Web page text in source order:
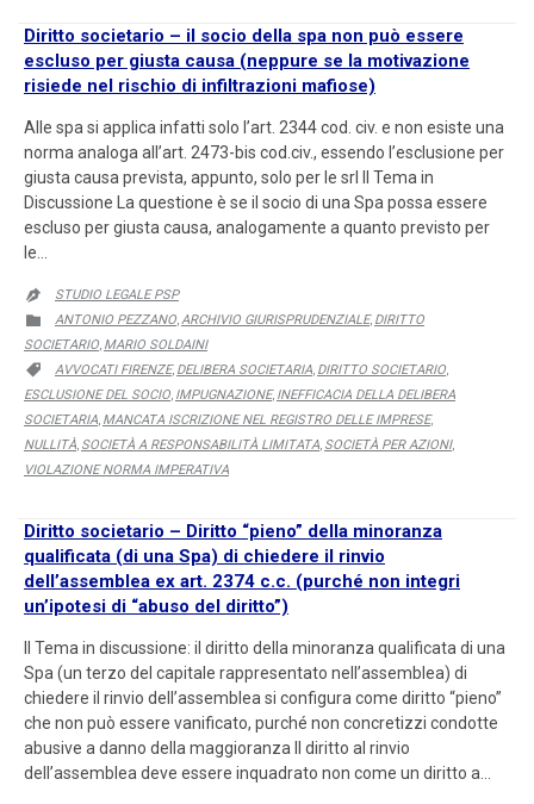
Diritto societario – il socio della spa non può essere
escluso per giusta causa (neppure se la motivazione
risiede nel rischio di infiltrazioni mafiose)
Alle spa si applica infatti solo l’art. 2344 cod. civ. e non esiste una
norma analoga all’art. 2473-bis cod.civ., essendo l’esclusione per
giusta causa prevista, appunto, solo per le srl Il Tema in
Discussione La questione è se il socio di una Spa possa essere
escluso per giusta causa, analogamente a quanto previsto per
le…

STUDIO LEGALE PSP

CATEGORY
ANTONIO PEZZANO ARCHIVIO GIURISPRUDENZIALE, DIRITTO
SOCIETARIO MARIO SOLDAINI

CATEGORY
AVVOCATI FIRENZE, DELIBERA SOCIETARIA DIRITTO SOCIETARIO
ESCLUSIONE DEL SOCIO IMPUGNAZIONE, INEFFICACIA DELLA DELIBERA
SOCIETARIA MANCATA ISCRIZIONE NEL REGISTRO DELLE IMPRESE,
NULLITÀ SOCIETÀ A RESPONSABILITÀ LIMITATA SOCIETÀ PER AZIONI,
VIOLAZIONE NORMA IMPERATIVA
Diritto societario – Diritto “pieno” della minoranza
qualificata (di una Spa) di chiedere il rinvio
dell’assemblea ex art. 2374 c.c. (purché non integri
un’ipotesi di “abuso del diritto”)
Il Tema in discussione: il diritto della minoranza qualificata di una
Spa (un terzo del capitale rappresentato nell’assemblea) di
chiedere il rinvio dell’assemblea si configura come diritto “pieno”
che non può essere vanificato, purché non concretizzi condotte
abusive a danno della maggioranza Il diritto al rinvio
dell’assemblea deve essere inquadrato non come un diritto a…